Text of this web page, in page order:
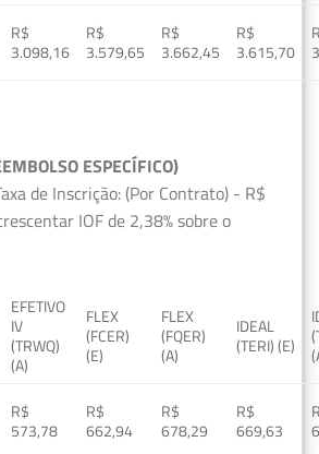
R$
3.098,16
R$
3.579,65
R$
3.662,45
R$
3.615,70
ESPECÍFICO)
de Inscrição: (Por Contrato) - R$
IOF de 2,38% sobre o
EFETIVO
IV
(TRWQ)
(A)
FLEX
(FCER)
(E)
FLEX
(FQER)
(A)
IDEAL
(TERI) (E)
R$
573,78
R$
662,94
R$
678,29
R$
669,63